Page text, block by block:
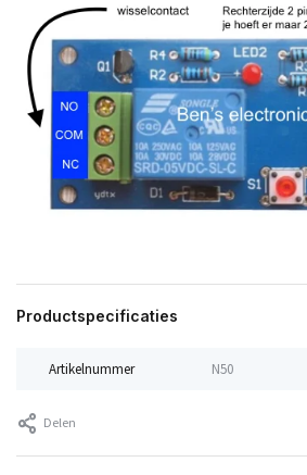
Productspecificaties
Artikelnummer N50
Delen